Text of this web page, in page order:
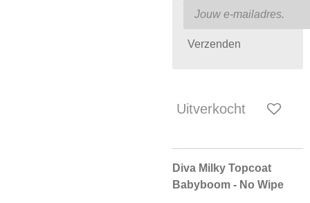
Verzenden
Uitverkocht
Diva Milky Topcoat
Babyboom - No Wipe